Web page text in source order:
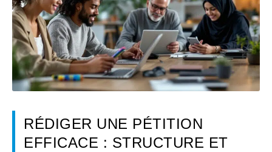
RÉDIGER UNE PÉTITION
EFFICACE : STRUCTURE ET